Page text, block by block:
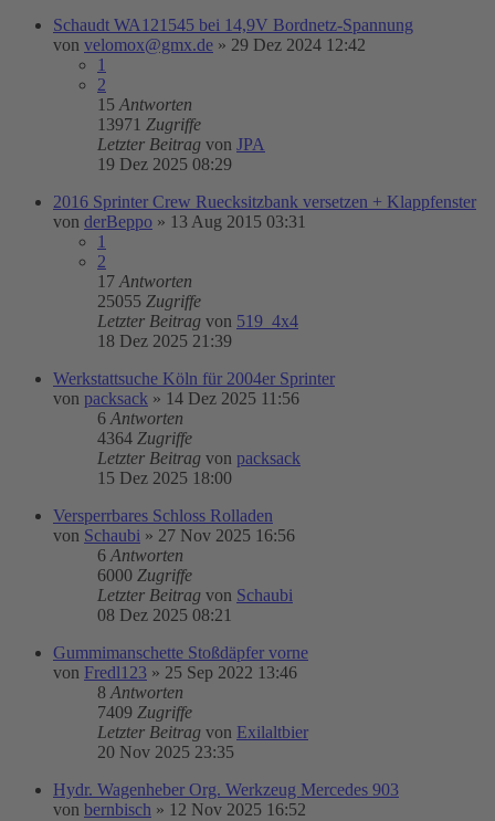
Schaudt WA121545 bei 14,9V Bordnetz-Spannung
von velomox@gmx.de » 29 Dez 2024 12:42
1
2
15 Antworten
13971 Zugriffe
Letzter Beitrag von JPA
19 Dez 2025 08:29
2016 Sprinter Crew Ruecksitzbank versetzen + Klappfenster
von derBeppo » 13 Aug 2015 03:31
1
2
17 Antworten
25055 Zugriffe
Letzter Beitrag von 519_4x4
18 Dez 2025 21:39
Werkstattsuche Köln für 2004er Sprinter
von packsack » 14 Dez 2025 11:56
6 Antworten
4364 Zugriffe
Letzter Beitrag von packsack
15 Dez 2025 18:00
Versperrbares Schloss Rolladen
von Schaubi » 27 Nov 2025 16:56
6 Antworten
6000 Zugriffe
Letzter Beitrag von Schaubi
08 Dez 2025 08:21
Gummimanschette Stoßdäpfer vorne
von Fredl123 » 25 Sep 2022 13:46
8 Antworten
7409 Zugriffe
Letzter Beitrag von Exilaltbier
20 Nov 2025 23:35
Hydr. Wagenheber Org. Werkzeug Mercedes 903
von bernbisch » 12 Nov 2025 16:52